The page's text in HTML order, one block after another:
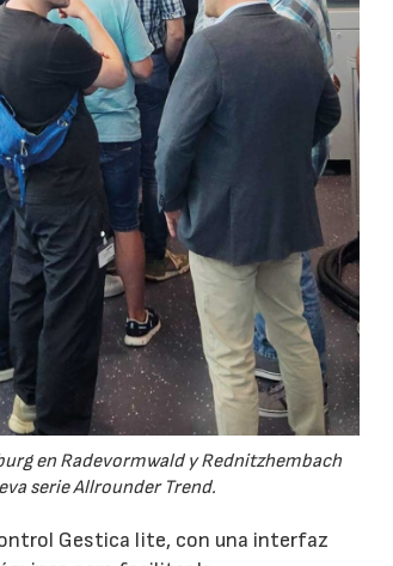
en Radevormwald y Rednitzhembach
serie Allrounder Trend.
Gestica lite, con una interfaz